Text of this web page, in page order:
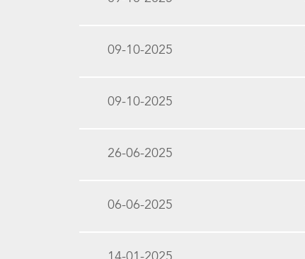
09-10-2025
09-10-2025
26-06-2025
06-06-2025